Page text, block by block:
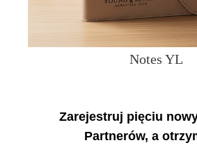
Notes YL
Zarejestruj pięciu
Partnerów, a